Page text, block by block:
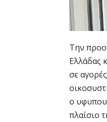
Την
Ελλάδας
σε
ο
πλαίσιο